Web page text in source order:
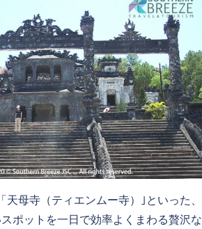
天母寺（ティエンムー寺）｣といった、
ポットを一日で効率よくまわる贅沢な